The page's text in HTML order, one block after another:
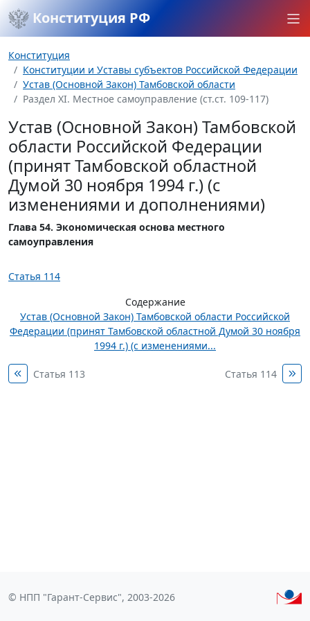
Конституция РФ
Конституция
Конституции и Уставы субъектов Российской Федерации
Устав (Основной Закон) Тамбовской области
Раздел XI. Местное самоуправление (ст.ст. 109-117)
Устав (Основной Закон) Тамбовской
области Российской Федерации
(принят Тамбовской областной
Думой 30 ноября 1994 г.) (с
изменениями и дополнениями)
Глава 54. Экономическая основа местного
самоуправления
Статья 114
Содержание
Устав (Основной Закон) Тамбовской области Российской
Федерации (принят Тамбовской областной Думой 30 ноября
1994 г.) (с изменениями...
Статья 113 Статья 114
© НПП "Гарант-Сервис", 2003-2026